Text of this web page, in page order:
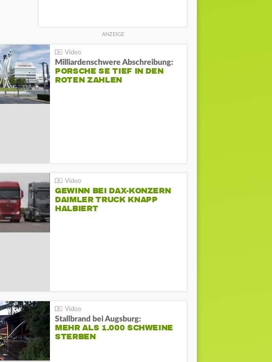
Milliardenschwere Abschreibung:
PORSCHE SE TIEF IN DEN
ROTEN ZAHLEN
GEWINN BEI DAX-KONZERN
DAIMLER TRUCK KNAPP
HALBIERT
Stallbrand bei Augsburg:
MEHR ALS 1.000 SCHWEINE
STERBEN